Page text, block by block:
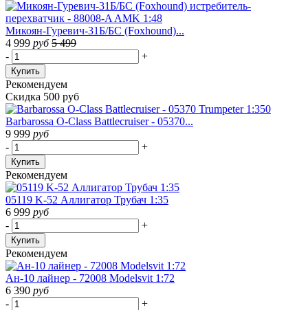
Микоян-Гуревич-31Б/БС (Foxhound)...
4 999 руб 5 499
-
+
Купить
Рекомендуем
Скидка 500 руб
Barbarossa O-Class Battlecruiser - 05370...
9 999 руб
-
+
Купить
Рекомендуем
05119 K-52 Аллигатор Трубач 1:35
6 999 руб
-
+
Купить
Рекомендуем
Ан-10 лайнер - 72008 Modelsvit 1:72
6 390 руб
-
+